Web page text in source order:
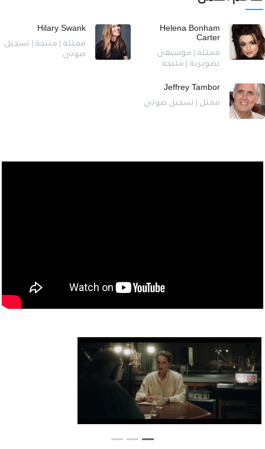
Helena Bonham
Carter
ممثلة | موسيقى
تصويرية | منتجة
Hilary Swank
ممثلة | منتجة | تسجيل
صوتي
Jeffrey Tambor
ممثل | تسجيل صوتي